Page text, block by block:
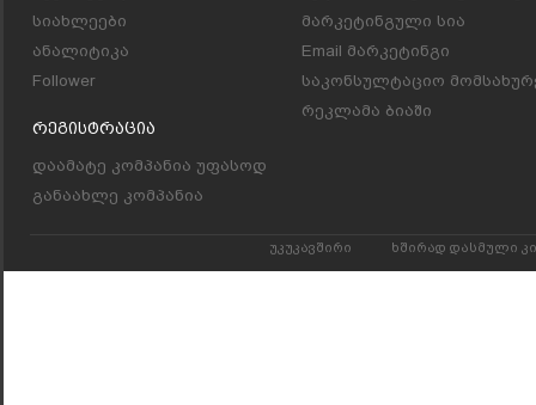
სიახლეები
ანალიტიკა
Follower
Რეგისტრაცია
დაამატე კომპანია უფასოდ
განაახლე კომპანია
მარკეტინგული სია
Email მარკეტინგი
საკონსულტაციო
რეკლამა ბიაში
უკუკავშირი ხშირად დასმული